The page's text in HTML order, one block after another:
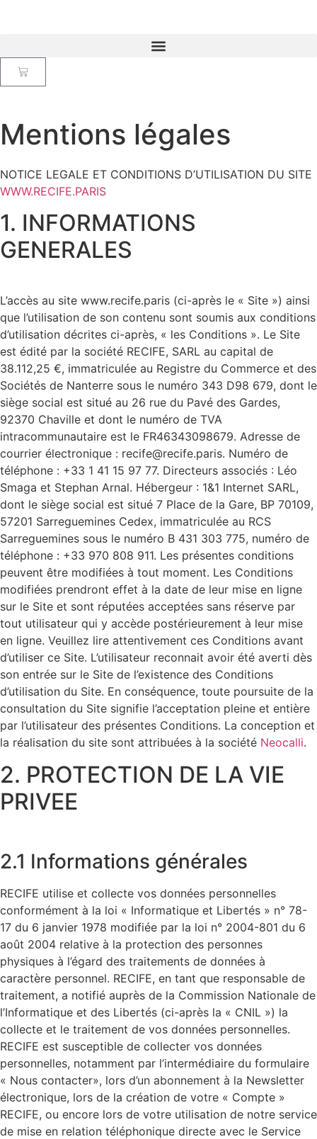
Mentions légales
NOTICE LEGALE ET CONDITIONS D’UTILISATION DU SITE
WWW.RECIFE.PARIS
1. INFORMATIONS
GENERALES
L’accès au site www.recife.paris (ci-après le « Site ») ainsi
que l’utilisation de son contenu sont soumis aux conditions
d’utilisation décrites ci-après, « les Conditions ». Le Site
est édité par la société RECIFE, SARL au capital de
38.112,25 €, immatriculée au Registre du Commerce et des
Sociétés de Nanterre sous le numéro 343 D98 679, dont le
siège social est situé au 26 rue du Pavé des Gardes,
92370 Chaville et dont le numéro de TVA
intracommunautaire est le FR46343098679. Adresse de
courrier électronique : recife@recife.paris. Numéro de
téléphone : +33 1 41 15 97 77. Directeurs associés : Léo
Smaga et Stephan Arnal. Hébergeur : 1&1 Internet SARL,
dont le siège social est situé 7 Place de la Gare, BP 70109,
57201 Sarreguemines Cedex, immatriculée au RCS
Sarreguemines sous le numéro B 431 303 775, numéro de
téléphone : +33 970 808 911. Les présentes conditions
peuvent être modifiées à tout moment. Les Conditions
modifiées prendront effet à la date de leur mise en ligne
sur le Site et sont réputées acceptées sans réserve par
tout utilisateur qui y accède postérieurement à leur mise
en ligne. Veuillez lire attentivement ces Conditions avant
d’utiliser ce Site. L’utilisateur reconnait avoir été averti dès
son entrée sur le Site de l’existence des Conditions
d’utilisation du Site. En conséquence, toute poursuite de la
consultation du Site signifie l’acceptation pleine et entière
par l’utilisateur des présentes Conditions. La conception et
la réalisation du site sont attribuées à la société Neocalli.
2. PROTECTION DE LA VIE
PRIVEE
2.1 Informations générales
RECIFE utilise et collecte vos données personnelles
conformément à la loi « Informatique et Libertés » n° 78-
17 du 6 janvier 1978 modifiée par la loi n° 2004-801 du 6
août 2004 relative à la protection des personnes
physiques à l’égard des traitements de données à
caractère personnel. RECIFE, en tant que responsable de
traitement, a notifié auprès de la Commission Nationale de
l’Informatique et des Libertés (ci-après la « CNIL ») la
collecte et le traitement de vos données personnelles.
RECIFE est susceptible de collecter vos données
personnelles, notamment par l’intermédiaire du formulaire
« Nous contacter», lors d’un abonnement à la Newsletter
électronique, lors de la création de votre « Compte »
RECIFE, ou encore lors de votre utilisation de notre service
de mise en relation téléphonique directe avec le Service